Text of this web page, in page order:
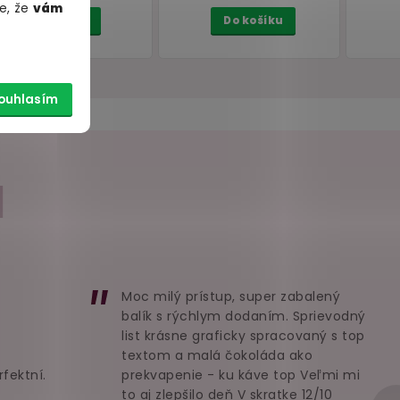
že vám
Moc milý prístup, super zabalený
balík s rýchlym dodaním. Sprievodný
list krásne graficky spracovaný s top
textom a malá čokoláda ako
prekvapenie - ku káve top Veľmi mi
to aj zlepšilo deň V skratke 12/10